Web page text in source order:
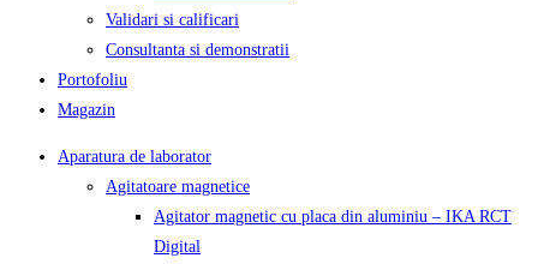
Validari si calificari
Consultanta si demonstratii
Portofoliu
Magazin
Aparatura de laborator
Agitatoare magnetice
Agitator magnetic cu placa din aluminiu – IKA RCT
Digital